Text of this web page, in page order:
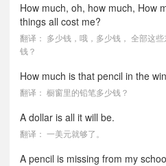
How much, oh, how much, How
things all cost me?
翻译： 多少钱，哦，多少钱， 全部这
钱？
How much is that pencil in the
翻译： 橱窗里的铅笔多少钱？
A dollar is all it will be.
翻译： 一美元就够了。
A pencil is missing from my